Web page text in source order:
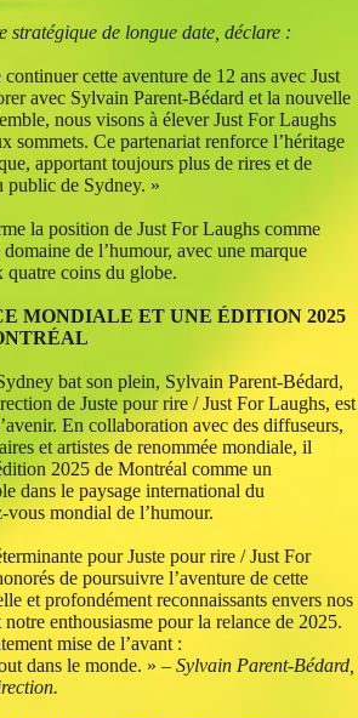
de longue date, déclare :
cette aventure de 12 ans avec Just
avec Sylvain Parent-Bédard et la nouvelle
nous visons à élever Just For Laughs
sommets. Ce partenariat renforce l’héritage
apportant toujours plus de rires et de
public de Sydney. »
la position de Just For Laughs comme
de l’humour, avec une marque
quatre coins du globe.
MONDIALE ET UNE ÉDITION 2025
bat son plein, Sylvain Parent-Bédard,
de Juste pour rire / Just For Laughs, est
En collaboration avec des diffuseurs,
et artistes de renommée mondiale, il
2025 de Montréal comme un
dans le paysage international du
vous mondial de l’humour.
pour Juste pour rire / Just For
de poursuivre l’aventure de cette
et profondément reconnaissants envers nos
enthousiasme pour la relance de 2025.
mise de l’avant :
dans le monde. » – Sylvain Parent-Bédard,